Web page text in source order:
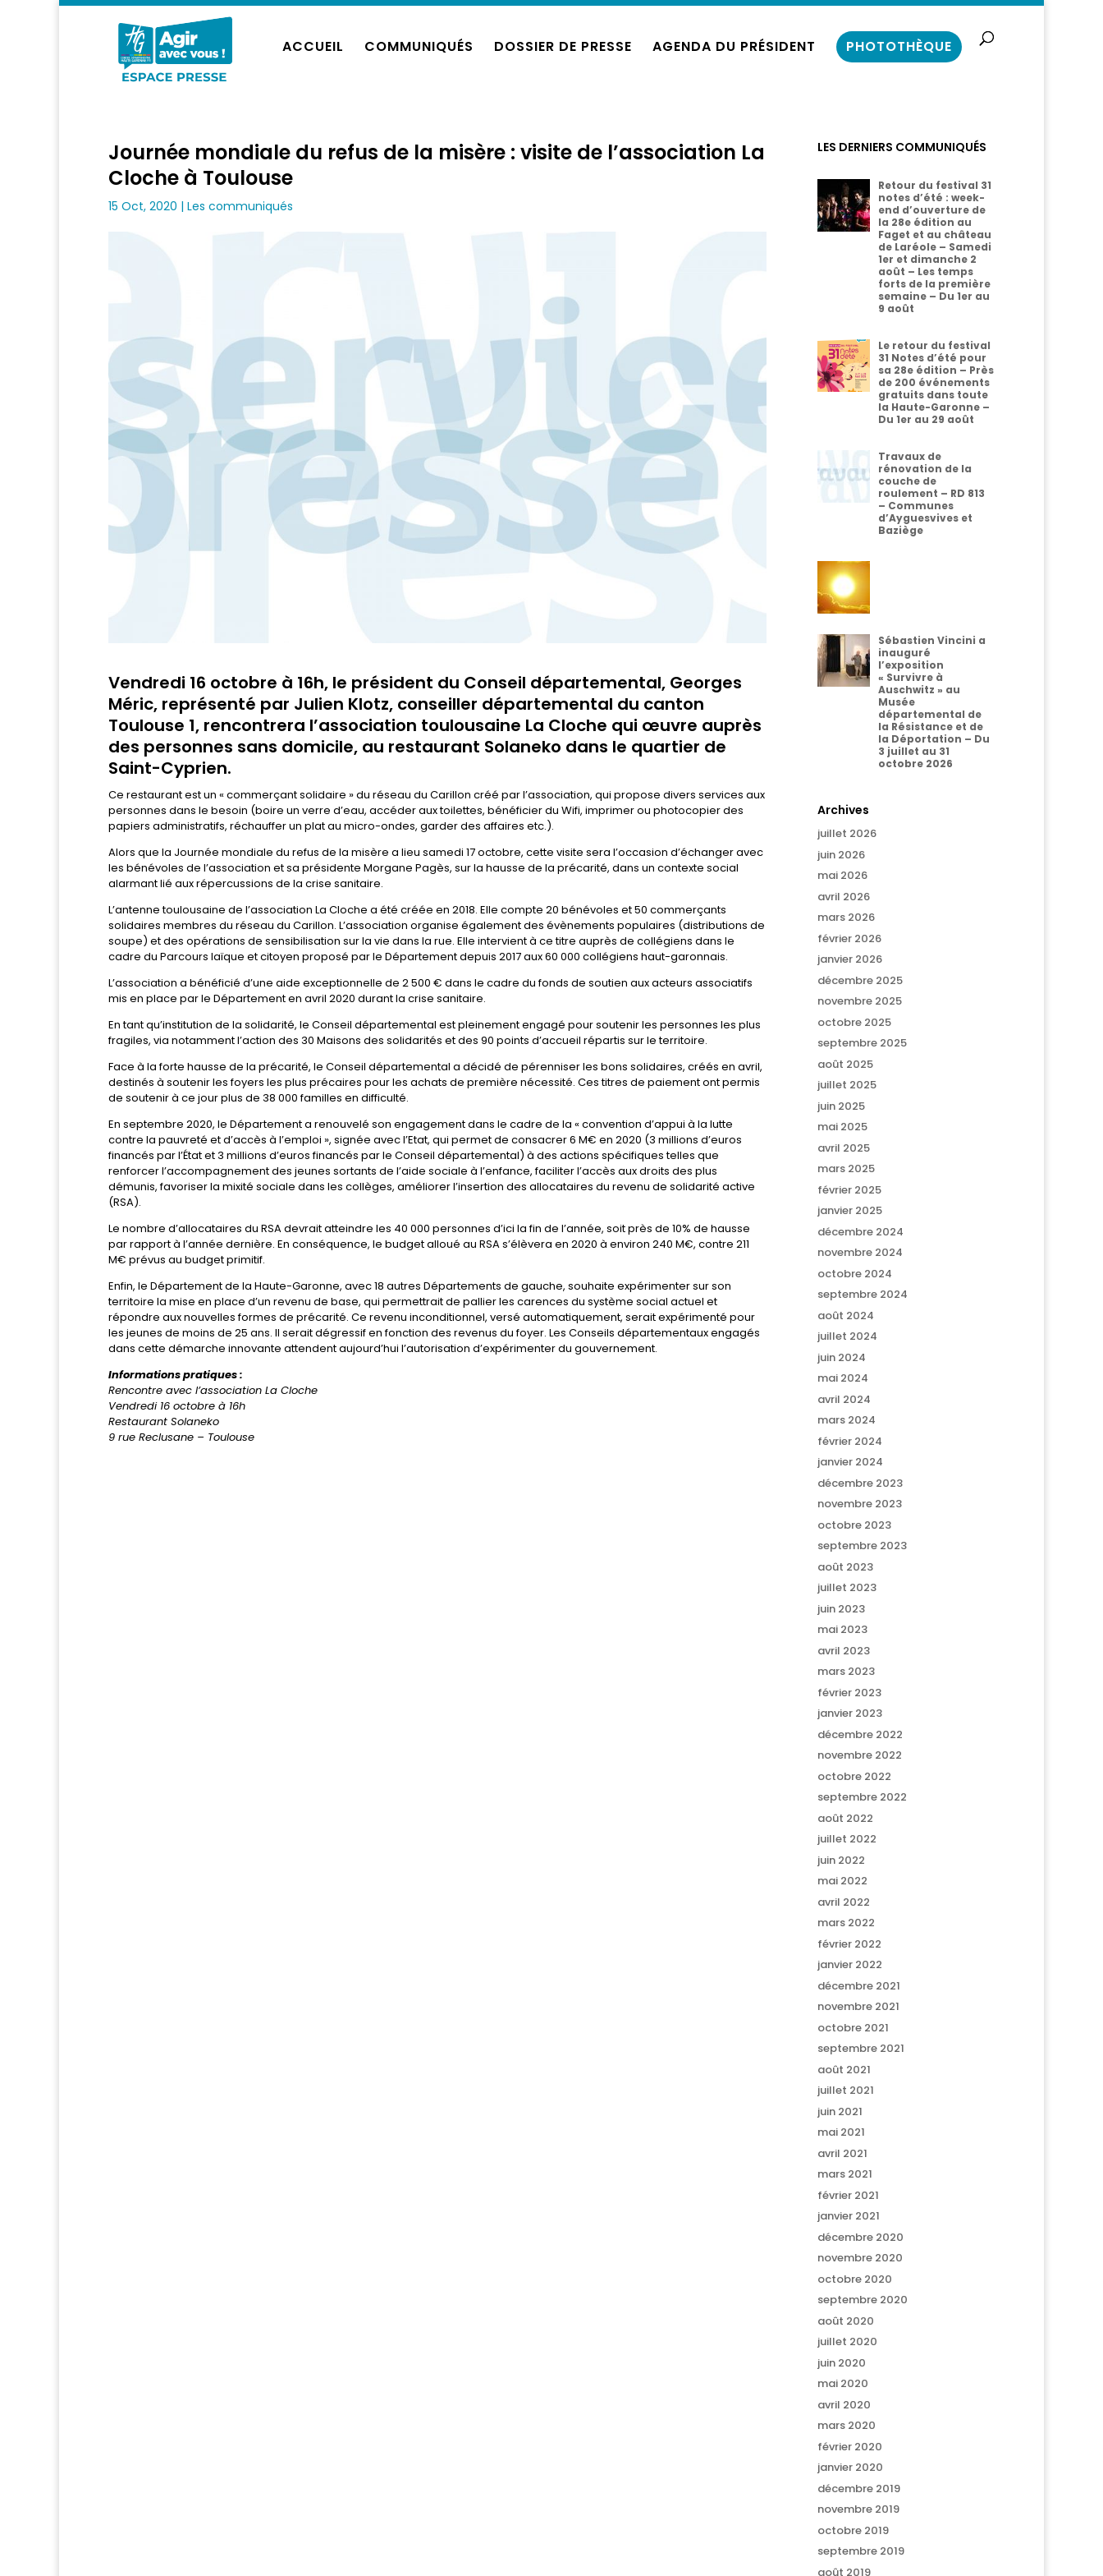
ACCUEIL COMMUNIQUÉS DOSSIER DE PRESSE AGENDA DU PRÉSIDENT PHOTOTHÈQUE
Journée mondiale du refus de la misère : visite de l’association La
Cloche à Toulouse
15 Oct, 2020 | Les communiqués
Vendredi 16 octobre à 16h, le président du Conseil départemental, Georges
Méric, représenté par Julien Klotz, conseiller départemental du canton
Toulouse 1, rencontrera l’association toulousaine La Cloche qui œuvre auprès
des personnes sans domicile, au restaurant Solaneko dans le quartier de
Saint-Cyprien.
Ce restaurant est un « commerçant solidaire » du réseau du Carillon créé par l’association, qui propose divers services aux
personnes dans le besoin (boire un verre d’eau, accéder aux toilettes, bénéficier du Wifi, imprimer ou photocopier des
papiers administratifs, réchauffer un plat au micro-ondes, garder des affaires etc.).
Alors que la Journée mondiale du refus de la misère a lieu samedi 17 octobre, cette visite sera l’occasion d’échanger avec
les bénévoles de l’association et sa présidente Morgane Pagès, sur la hausse de la précarité, dans un contexte social
alarmant lié aux répercussions de la crise sanitaire.
L’antenne toulousaine de l’association La Cloche a été créée en 2018. Elle compte 20 bénévoles et 50 commerçants
solidaires membres du réseau du Carillon. L’association organise également des évènements populaires (distributions de
soupe) et des opérations de sensibilisation sur la vie dans la rue. Elle intervient à ce titre auprès de collégiens dans le
cadre du Parcours laïque et citoyen proposé par le Département depuis 2017 aux 60 000 collégiens haut-garonnais.
L’association a bénéficié d’une aide exceptionnelle de 2 500 € dans le cadre du fonds de soutien aux acteurs associatifs
mis en place par le Département en avril 2020 durant la crise sanitaire.
En tant qu’institution de la solidarité, le Conseil départemental est pleinement engagé pour soutenir les personnes les plus
fragiles, via notamment l’action des 30 Maisons des solidarités et des 90 points d’accueil répartis sur le territoire.
Face à la forte hausse de la précarité, le Conseil départemental a décidé de pérenniser les bons solidaires, créés en avril,
destinés à soutenir les foyers les plus précaires pour les achats de première nécessité. Ces titres de paiement ont permis
de soutenir à ce jour plus de 38 000 familles en difficulté.
En septembre 2020, le Département a renouvelé son engagement dans le cadre de la « convention d’appui à la lutte
contre la pauvreté et d’accès à l’emploi », signée avec l’Etat, qui permet de consacrer 6 M€ en 2020 (3 millions d’euros
financés par l’État et 3 millions d’euros financés par le Conseil départemental) à des actions spécifiques telles que
renforcer l’accompagnement des jeunes sortants de l’aide sociale à l’enfance, faciliter l’accès aux droits des plus
démunis, favoriser la mixité sociale dans les collèges, améliorer l’insertion des allocataires du revenu de solidarité active
(RSA).
Le nombre d’allocataires du RSA devrait atteindre les 40 000 personnes d’ici la fin de l’année, soit près de 10% de hausse
par rapport à l’année dernière. En conséquence, le budget alloué au RSA s’élèvera en 2020 à environ 240 M€, contre 211
M€ prévus au budget primitif.
Enfin, le Département de la Haute-Garonne, avec 18 autres Départements de gauche, souhaite expérimenter sur son
territoire la mise en place d’un revenu de base, qui permettrait de pallier les carences du système social actuel et
répondre aux nouvelles formes de précarité. Ce revenu inconditionnel, versé automatiquement, serait expérimenté pour
les jeunes de moins de 25 ans. Il serait dégressif en fonction des revenus du foyer. Les Conseils départementaux engagés
dans cette démarche innovante attendent aujourd’hui l’autorisation d’expérimenter du gouvernement.
Informations pratiques :
Rencontre avec l’association La Cloche
Vendredi 16 octobre à 16h
Restaurant Solaneko
9 rue Reclusane – Toulouse
LES DERNIERS COMMUNIQUÉS
Retour du festival 31
notes d’été : week-
end d’ouverture de
la 28e édition au
Faget et au château
de Laréole – Samedi
1er et dimanche 2
août – Les temps
forts de la première
semaine – Du 1er au
9 août
Le retour du festival
31 Notes d’été pour
sa 28e édition – Près
de 200 événements
gratuits dans toute
la Haute-Garonne –
Du 1er au 29 août
Travaux de
rénovation de la
couche de
roulement – RD 813
– Communes
d’Ayguesvives et
Baziège
Sébastien Vincini a
inauguré
l’exposition
« Survivre à
Auschwitz » au
Musée
départemental de
la Résistance et de
la Déportation – Du
3 juillet au 31
octobre 2026
Archives
juillet 2026
juin 2026
mai 2026
avril 2026
mars 2026
février 2026
janvier 2026
décembre 2025
novembre 2025
octobre 2025
septembre 2025
août 2025
juillet 2025
juin 2025
mai 2025
avril 2025
mars 2025
février 2025
janvier 2025
décembre 2024
novembre 2024
octobre 2024
septembre 2024
août 2024
juillet 2024
juin 2024
mai 2024
avril 2024
mars 2024
février 2024
janvier 2024
décembre 2023
novembre 2023
octobre 2023
septembre 2023
août 2023
juillet 2023
juin 2023
mai 2023
avril 2023
mars 2023
février 2023
janvier 2023
décembre 2022
novembre 2022
octobre 2022
septembre 2022
août 2022
juillet 2022
juin 2022
mai 2022
avril 2022
mars 2022
février 2022
janvier 2022
décembre 2021
novembre 2021
octobre 2021
septembre 2021
août 2021
juillet 2021
juin 2021
mai 2021
avril 2021
mars 2021
février 2021
janvier 2021
décembre 2020
novembre 2020
octobre 2020
septembre 2020
août 2020
juillet 2020
juin 2020
mai 2020
avril 2020
mars 2020
février 2020
janvier 2020
décembre 2019
novembre 2019
octobre 2019
septembre 2019
août 2019